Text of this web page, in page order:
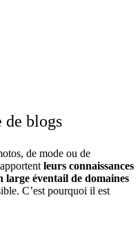
de blogs
de mode ou de
leurs connaissances
large éventail de domaines
C’est pourquoi il est